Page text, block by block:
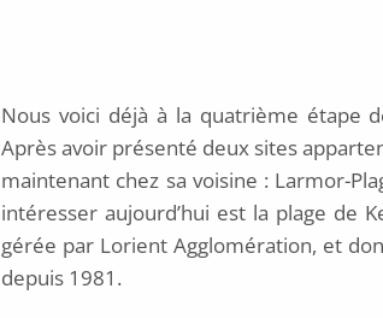
Nous voici déjà à la quatrième étape
Après avoir présenté deux sites
maintenant chez sa voisine : Larmor-
intéresser aujourd’hui est la plage de
gérée par Lorient Agglomération, et
depuis 1981.